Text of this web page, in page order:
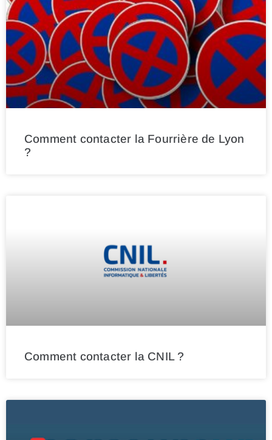
Comment contacter la Fourrière de Lyon
?
Comment contacter la CNIL ?